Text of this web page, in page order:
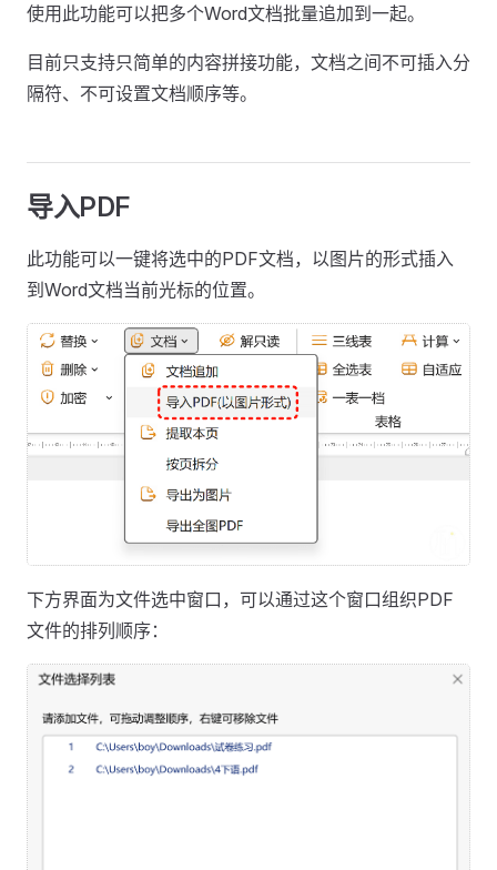
使用此功能可以把多个Word文档批量追加到一起。
目前只支持只简单的内容拼接功能，文档之间不可插入分
隔符、不可设置文档顺序等。
导入PDF
此功能可以一键将选中的PDF文档，以图片的形式插入
到Word文档当前光标的位置。
下方界面为文件选中窗口，可以通过这个窗口组织PDF
文件的排列顺序：